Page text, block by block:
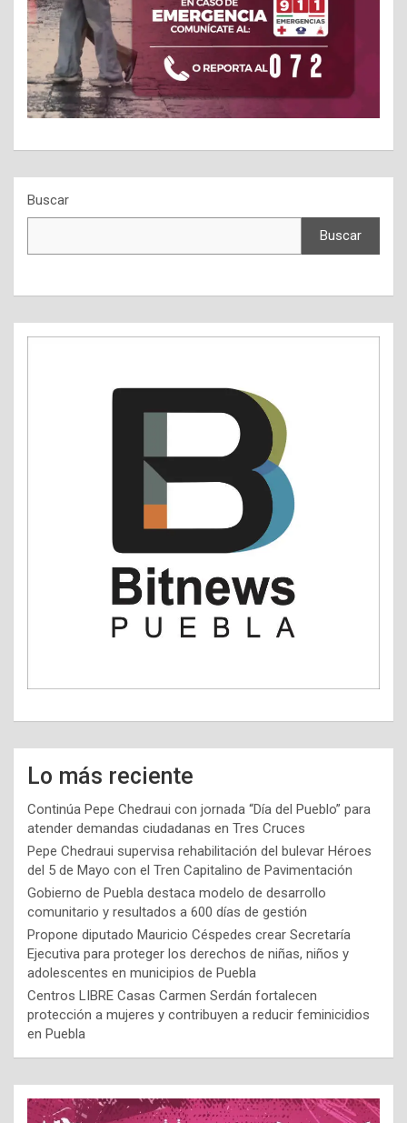
Buscar
Buscar
Lo más reciente
Continúa Pepe Chedraui con jornada “Día del Pueblo” para
atender demandas ciudadanas en Tres Cruces
Pepe Chedraui supervisa rehabilitación del bulevar Héroes
del 5 de Mayo con el Tren Capitalino de Pavimentación
Gobierno de Puebla destaca modelo de desarrollo
comunitario y resultados a 600 días de gestión
Propone diputado Mauricio Céspedes crear Secretaría
Ejecutiva para proteger los derechos de niñas, niños y
adolescentes en municipios de Puebla
Centros LIBRE Casas Carmen Serdán fortalecen
protección a mujeres y contribuyen a reducir feminicidios
en Puebla